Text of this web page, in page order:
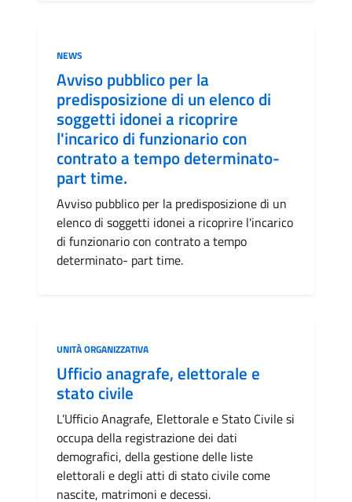
Categoria:
NEWS
Avviso pubblico per la
predisposizione di un elenco di
soggetti idonei a ricoprire
l'incarico di funzionario con
contrato a tempo determinato-
part time.
Avviso pubblico per la predisposizione di un
elenco di soggetti idonei a ricoprire l'incarico
di funzionario con contrato a tempo
determinato- part time.
Categoria:
UNITÀ ORGANIZZATIVA
Ufficio anagrafe, elettorale e
stato civile
L’Ufficio Anagrafe, Elettorale e Stato Civile si
occupa della registrazione dei dati
demografici, della gestione delle liste
elettorali e degli atti di stato civile come
nascite, matrimoni e decessi.